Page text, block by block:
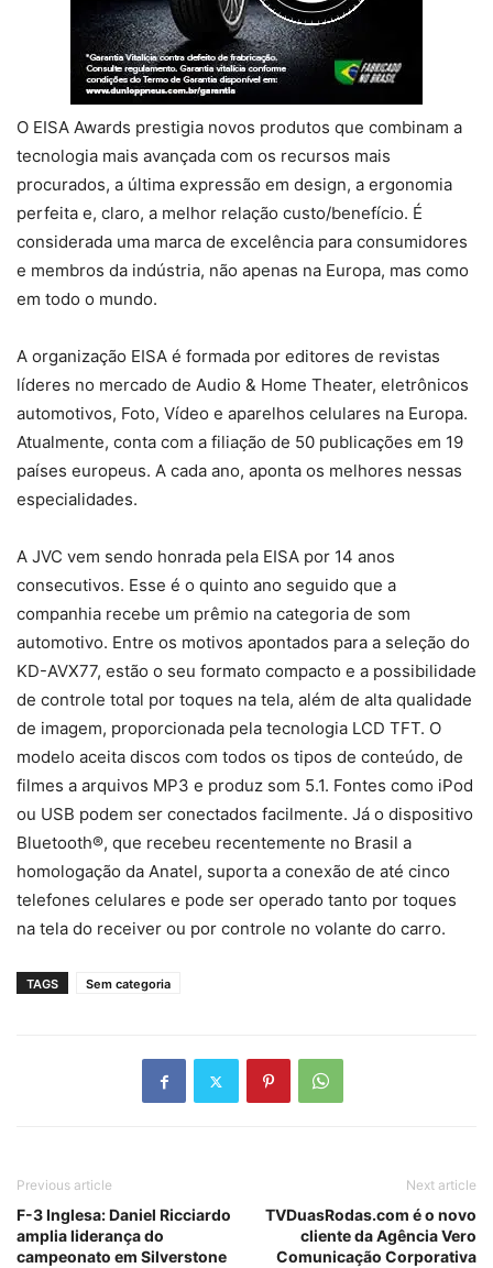
O EISA Awards prestigia novos produtos que combinam a
tecnologia mais avançada com os recursos mais
procurados, a última expressão em design, a ergonomia
perfeita e, claro, a melhor relação custo/benefício. É
considerada uma marca de excelência para consumidores
e membros da indústria, não apenas na Europa, mas como
em todo o mundo.
A organização EISA é formada por editores de revistas
líderes no mercado de Audio & Home Theater, eletrônicos
automotivos, Foto, Vídeo e aparelhos celulares na Europa.
Atualmente, conta com a filiação de 50 publicações em 19
países europeus. A cada ano, aponta os melhores nessas
especialidades.
A JVC vem sendo honrada pela EISA por 14 anos
consecutivos. Esse é o quinto ano seguido que a
companhia recebe um prêmio na categoria de som
automotivo. Entre os motivos apontados para a seleção do
KD-AVX77, estão o seu formato compacto e a possibilidade
de controle total por toques na tela, além de alta qualidade
de imagem, proporcionada pela tecnologia LCD TFT. O
modelo aceita discos com todos os tipos de conteúdo, de
filmes a arquivos MP3 e produz som 5.1. Fontes como iPod
ou USB podem ser conectados facilmente. Já o dispositivo
Bluetooth®, que recebeu recentemente no Brasil a
homologação da Anatel, suporta a conexão de até cinco
telefones celulares e pode ser operado tanto por toques
na tela do receiver ou por controle no volante do carro.
TAGS Sem categoria
Previous article
F-3 Inglesa: Daniel Ricciardo
amplia liderança do
campeonato em Silverstone
Next article
TVDuasRodas.com é o novo
cliente da Agência Vero
Comunicação Corporativa